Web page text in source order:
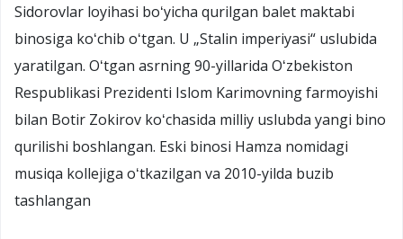
Sidorovlar loyihasi boʻyicha qurilgan balet maktabi
binosiga koʻchib oʻtgan. U „Stalin imperiyasi“ uslubida
yaratilgan. Oʻtgan asrning 90-yillarida Oʻzbekiston
Respublikasi Prezidenti Islom Karimovning farmoyishi
bilan Botir Zokirov koʻchasida milliy uslubda yangi bino
qurilishi boshlangan. Eski binosi Hamza nomidagi
musiqa kollejiga oʻtkazilgan va 2010-yilda buzib
tashlangan